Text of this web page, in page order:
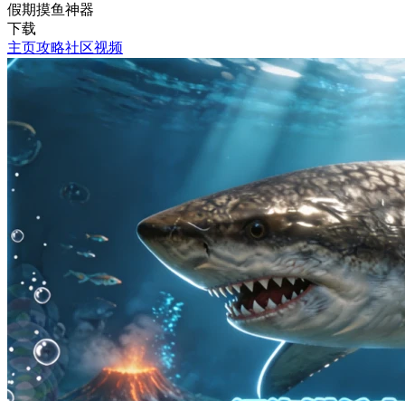
假期摸鱼神器
下载
主页攻略社区视频